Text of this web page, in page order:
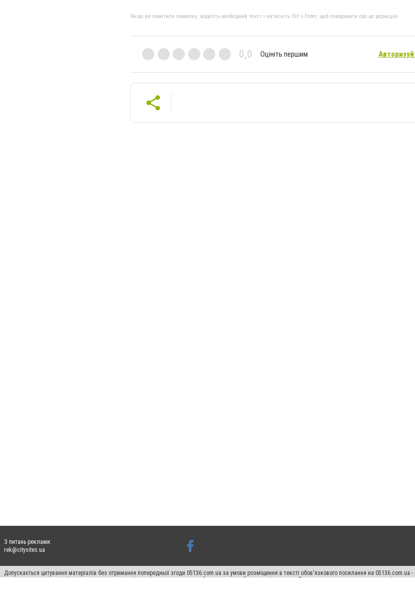
Якщо ви помітили помилку, виділіть необхідний текст і натисніть Ctrl + Enter, щоб повідомити про це редакцію
0,0 Оцініть першим
З питань реклами:
rek@citysites.ua
Допускається цитування матеріалів без отримання попередньої згоди 05136.com.ua за умови розміщення в тексті обов'язкового посилання на
для пошукових систем гіперпосилання на цитовані статті не нижче другого абзацу в тексті або в якості джерела. Порушення виняткових прав